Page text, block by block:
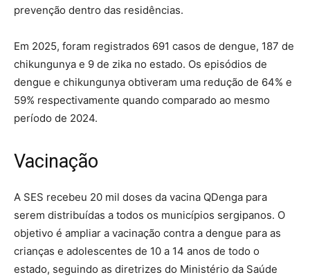
prevenção dentro das residências.
Em 2025, foram registrados 691 casos de dengue, 187 de
chikungunya e 9 de zika no estado. Os episódios de
dengue e chikungunya obtiveram uma redução de 64% e
59% respectivamente quando comparado ao mesmo
período de 2024.
Vacinação
A SES recebeu 20 mil doses da vacina QDenga para
serem distribuídas a todos os municípios sergipanos. O
objetivo é ampliar a vacinação contra a dengue para as
crianças e adolescentes de 10 a 14 anos de todo o
estado, seguindo as diretrizes do Ministério da Saúde